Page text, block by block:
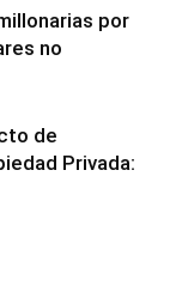
por
no
de
Privada: